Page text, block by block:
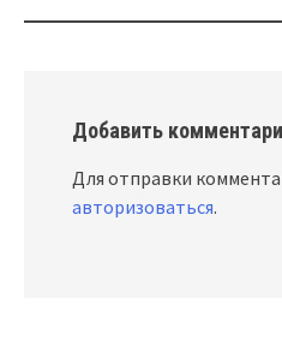
Добавить
Для отправки
авторизоваться.